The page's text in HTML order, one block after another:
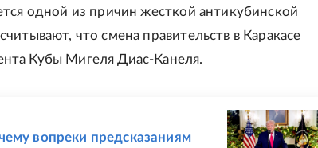
одной из причин жесткой антикубинской
что смена правительств в Каракасе
Кубы Мигеля Диас-Канеля.
вопреки предсказаниям